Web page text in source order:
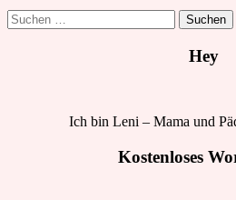
Suchen
nach:
Hey
Ich bin Leni – Mama und
Kostenloses